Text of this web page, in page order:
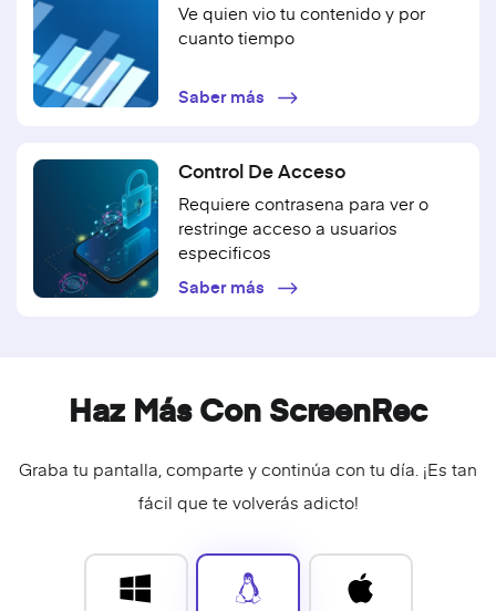
Ve quien vio tu contenido y por
cuanto tiempo
Saber más
Control De Acceso
Requiere contrasena para ver o
restringe acceso a usuarios
especificos
Saber más
Haz Más Con ScreenRec
Graba tu pantalla, comparte y continúa con tu día. ¡Es tan
fácil que te volverás adicto!